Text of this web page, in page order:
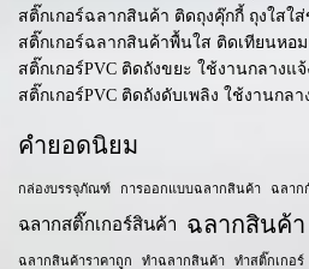
สติ๊กเกอร์ฉลากสินค้า ติดถุงคุ๊กกี้ ถุงใสใ
สติ๊กเกอร์ฉลากสินค้าพื้นใส ติดเทียนหอม
สติ๊กเกอร์PVC ติดถังขยะ ใช้งานกลางแ
สติ๊กเกอร์PVC ติดถังดับเพลิง ใช้งานกล
คำยอดนิยม
กล่องบรรจุภัณฑ์ การออกแบบฉลากสินค้า ฉลาก
ฉลากสติ๊กเกอร์สินค้า
ฉลากสินค้า
ฉลากสินค้าราคาถูก ทำฉลากสินค้า ทำสติ๊กเกอร์